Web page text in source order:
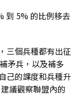
到 5% 的比例移去
三個兵種都有出征
矛兵，以及補多
己的課度和兵種升
議觀察聯盟內的